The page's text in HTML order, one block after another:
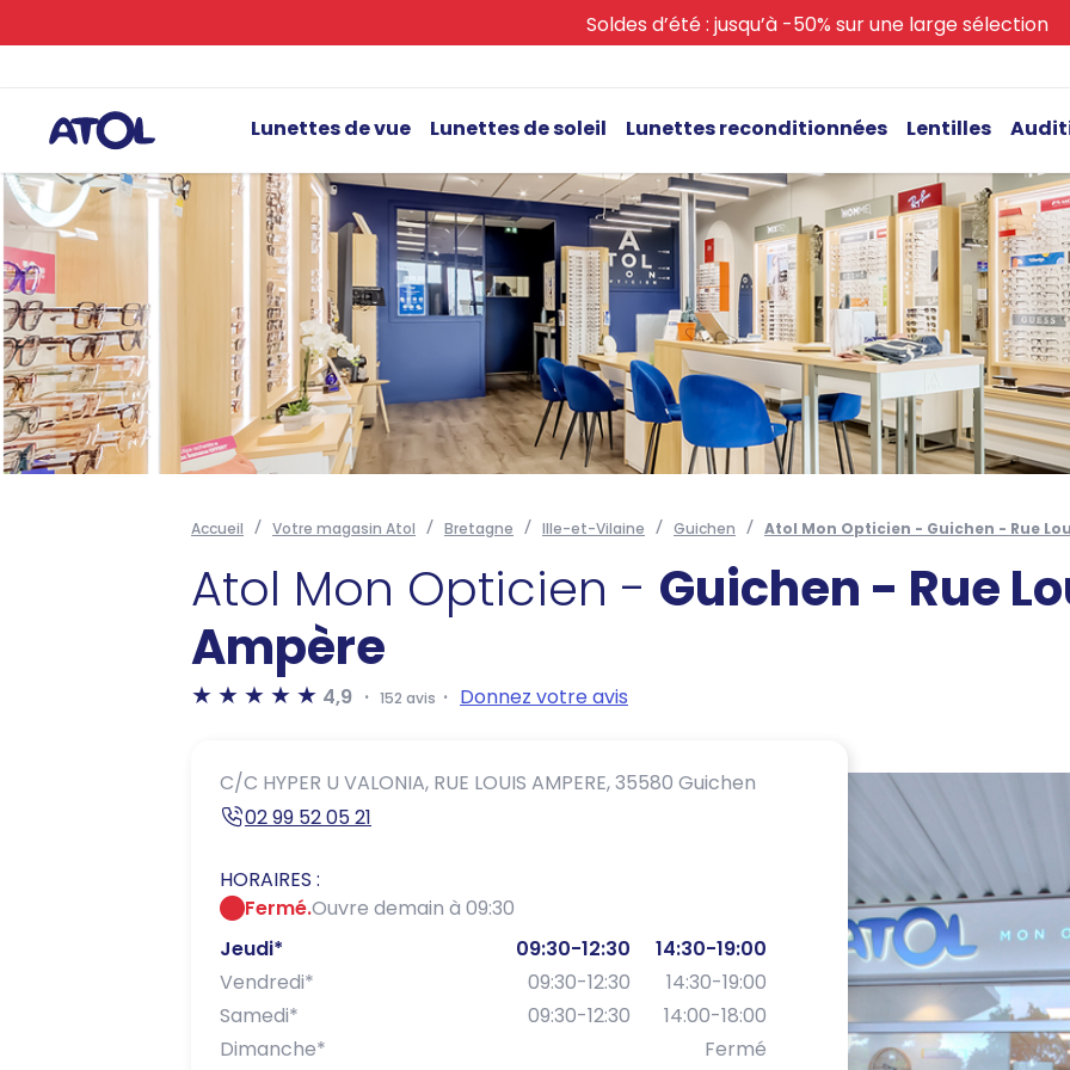
Soldes d’été : jusqu’à -50% sur une large sélection
Lunettes de vue Lunettes de soleil Lunettes reconditionnées Lentilles
Accueil Votre magasin Atol Bretagne Ille-et-Vilaine Guichen Atol Mon Opticien - Guichen - Rue
Atol Mon Opticien - Guichen - Rue
Ampère
4,9 152 avis Donnez votre avis
C/C HYPER U VALONIA, RUE LOUIS AMPERE,35580 Guichen
02 99 52 05 21
HORAIRES :
Fermé.Ouvre demain à 09:30
Jeudi* 09:30-12:30
14:30-19:00
Vendredi* 09:30-12:30
14:30-19:00
Samedi* 09:30-12:30
14:00-18:00
Dimanche*
Fermé